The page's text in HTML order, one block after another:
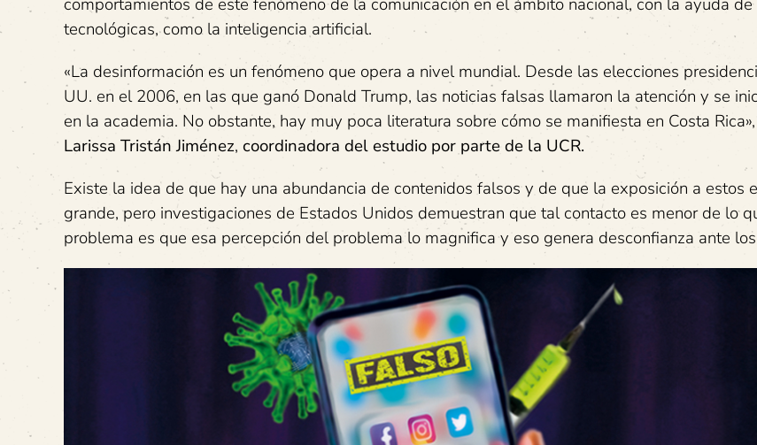
tecnológicas, como la inteligencia artificial.
«La desinformación es un fenómeno que opera a nivel mundial. Desde las elecciones
UU. en el 2006, en las que ganó Donald Trump, las noticias falsas llamaron la atención y se
en la academia. No obstante, hay muy poca literatura sobre cómo se manifiesta en Costa
Larissa Tristán Jiménez, coordinadora del estudio por parte de la UCR.
Existe la idea de que hay una abundancia de contenidos falsos y de que la exposición a estos
grande, pero investigaciones de Estados Unidos demuestran que tal contacto es menor de lo
problema es que esa percepción del problema lo magnifica y eso genera desconfianza ante